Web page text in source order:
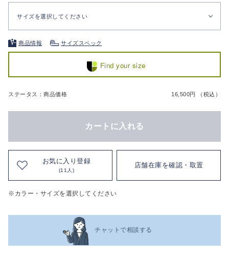
サイズを選択してください
商品情報 サイズスペック
Find your size
ステータス：商品価格 16,500円 （税込）
カートに入れる
お気に入り登録
(11人)
店舗在庫を確認・取置
※カラー・サイズを選択してください
チャットで相談する